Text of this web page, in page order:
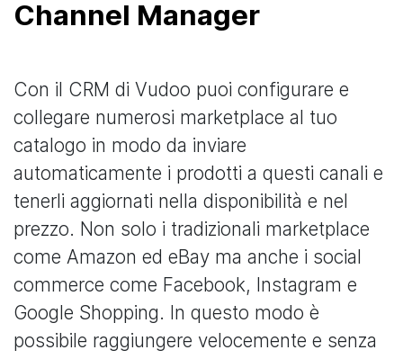
Channel Manager
Con il CRM di Vudoo puoi configurare e
collegare numerosi marketplace al tuo
catalogo in modo da inviare
automaticamente i prodotti a questi canali e
tenerli aggiornati nella disponibilità e nel
prezzo. Non solo i tradizionali marketplace
come Amazon ed eBay ma anche i social
commerce come Facebook, Instagram e
Google Shopping. In questo modo è
possibile raggiungere velocemente e senza